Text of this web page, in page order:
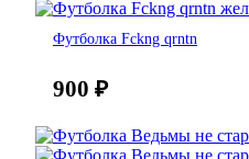
Футболка Fckng qrntn
900 ₽